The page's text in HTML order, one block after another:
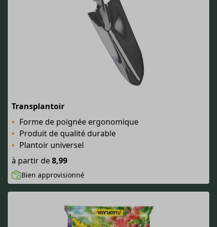
Transplantoir
Forme de poignée ergonomique
Produit de qualité durable
Plantoir universel
à partir de8,99
Bien approvisionné